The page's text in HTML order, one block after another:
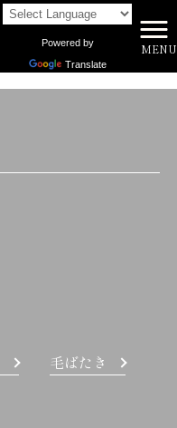
Powered by
Translate
MENU
毛ばたき